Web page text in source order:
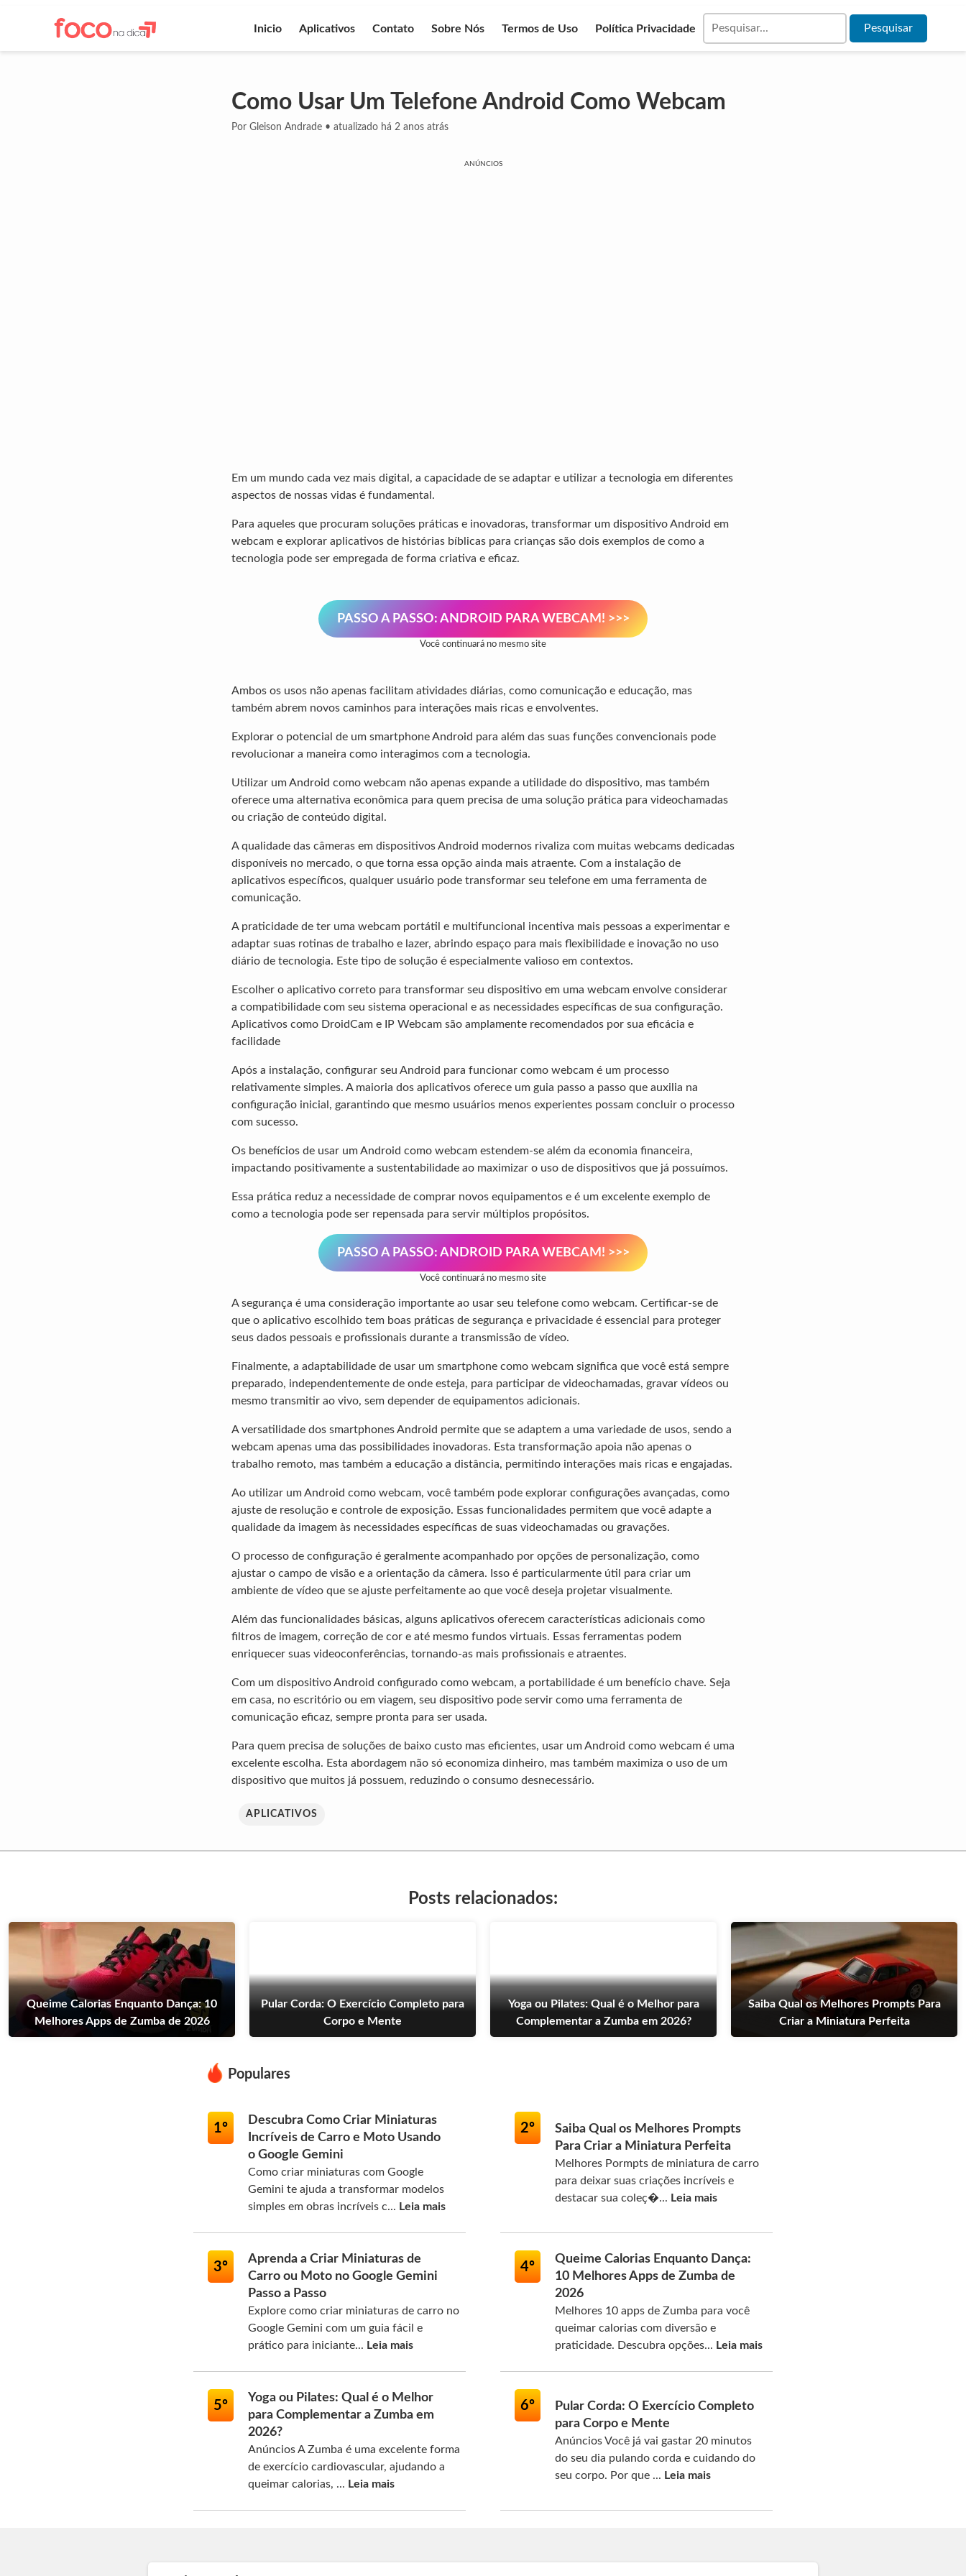
Inicio Aplicativos Contato Sobre Nós Termos de Uso Política Privacidade
Como Usar Um Telefone Android Como Webcam
Por Gleison Andrade • atualizado há 2 anos atrás
ANÚNCIOS
Em um mundo cada vez mais digital, a capacidade de se adaptar e utilizar a tecnologia em diferentes
aspectos de nossas vidas é fundamental.
Para aqueles que procuram soluções práticas e inovadoras, transformar um dispositivo Android em
webcam e explorar aplicativos de histórias bíblicas para crianças são dois exemplos de como a
tecnologia pode ser empregada de forma criativa e eficaz.
PASSO A PASSO: ANDROID PARA WEBCAM! >>>
Você continuará no mesmo site
Ambos os usos não apenas facilitam atividades diárias, como comunicação e educação, mas
também abrem novos caminhos para interações mais ricas e envolventes.
Explorar o potencial de um smartphone Android para além das suas funções convencionais pode
revolucionar a maneira como interagimos com a tecnologia.
Utilizar um Android como webcam não apenas expande a utilidade do dispositivo, mas também
oferece uma alternativa econômica para quem precisa de uma solução prática para videochamadas
ou criação de conteúdo digital.
A qualidade das câmeras em dispositivos Android modernos rivaliza com muitas webcams dedicadas
disponíveis no mercado, o que torna essa opção ainda mais atraente. Com a instalação de
aplicativos específicos, qualquer usuário pode transformar seu telefone em uma ferramenta de
comunicação.
A praticidade de ter uma webcam portátil e multifuncional incentiva mais pessoas a experimentar e
adaptar suas rotinas de trabalho e lazer, abrindo espaço para mais flexibilidade e inovação no uso
diário de tecnologia. Este tipo de solução é especialmente valioso em contextos.
Escolher o aplicativo correto para transformar seu dispositivo em uma webcam envolve considerar
a compatibilidade com seu sistema operacional e as necessidades específicas de sua configuração.
Aplicativos como DroidCam e IP Webcam são amplamente recomendados por sua eficácia e
facilidade
Após a instalação, configurar seu Android para funcionar como webcam é um processo
relativamente simples. A maioria dos aplicativos oferece um guia passo a passo que auxilia na
configuração inicial, garantindo que mesmo usuários menos experientes possam concluir o processo
com sucesso.
Os benefícios de usar um Android como webcam estendem-se além da economia financeira,
impactando positivamente a sustentabilidade ao maximizar o uso de dispositivos que já possuímos.
Essa prática reduz a necessidade de comprar novos equipamentos e é um excelente exemplo de
como a tecnologia pode ser repensada para servir múltiplos propósitos.
PASSO A PASSO: ANDROID PARA WEBCAM! >>>
Você continuará no mesmo site
A segurança é uma consideração importante ao usar seu telefone como webcam. Certificar-se de
que o aplicativo escolhido tem boas práticas de segurança e privacidade é essencial para proteger
seus dados pessoais e profissionais durante a transmissão de vídeo.
Finalmente, a adaptabilidade de usar um smartphone como webcam significa que você está sempre
preparado, independentemente de onde esteja, para participar de videochamadas, gravar vídeos ou
mesmo transmitir ao vivo, sem depender de equipamentos adicionais.
A versatilidade dos smartphones Android permite que se adaptem a uma variedade de usos, sendo a
webcam apenas uma das possibilidades inovadoras. Esta transformação apoia não apenas o
trabalho remoto, mas também a educação a distância, permitindo interações mais ricas e engajadas.
Ao utilizar um Android como webcam, você também pode explorar configurações avançadas, como
ajuste de resolução e controle de exposição. Essas funcionalidades permitem que você adapte a
qualidade da imagem às necessidades específicas de suas videochamadas ou gravações.
O processo de configuração é geralmente acompanhado por opções de personalização, como
ajustar o campo de visão e a orientação da câmera. Isso é particularmente útil para criar um
ambiente de vídeo que se ajuste perfeitamente ao que você deseja projetar visualmente.
Além das funcionalidades básicas, alguns aplicativos oferecem características adicionais como
filtros de imagem, correção de cor e até mesmo fundos virtuais. Essas ferramentas podem
enriquecer suas videoconferências, tornando-as mais profissionais e atraentes.
Com um dispositivo Android configurado como webcam, a portabilidade é um benefício chave. Seja
em casa, no escritório ou em viagem, seu dispositivo pode servir como uma ferramenta de
comunicação eficaz, sempre pronta para ser usada.
Para quem precisa de soluções de baixo custo mas eficientes, usar um Android como webcam é uma
excelente escolha. Esta abordagem não só economiza dinheiro, mas também maximiza o uso de um
dispositivo que muitos já possuem, reduzindo o consumo desnecessário.
APLICATIVOS
Posts relacionados:
Queime Calorias Enquanto Dança: 10
Melhores Apps de Zumba de 2026
Pular Corda: O Exercício Completo para
Corpo e Mente
Yoga ou Pilates: Qual é o Melhor para
Complementar a Zumba em 2026?
Saiba Qual os Melhores Prompts Para
Criar a Miniatura Perfeita
Populares
1º
Descubra Como Criar Miniaturas
Incríveis de Carro e Moto Usando
o Google Gemini
Como criar miniaturas com Google
Gemini te ajuda a transformar modelos
simples em obras incríveis c... Leia mais
2º
Saiba Qual os Melhores Prompts
Para Criar a Miniatura Perfeita
Melhores Pormpts de miniatura de carro
para deixar suas criações incríveis e
destacar sua coleç�... Leia mais
3º
Aprenda a Criar Miniaturas de
Carro ou Moto no Google Gemini
Passo a Passo
Explore como criar miniaturas de carro no
Google Gemini com um guia fácil e
prático para iniciante... Leia mais
4º
Queime Calorias Enquanto Dança:
10 Melhores Apps de Zumba de
2026
Melhores 10 apps de Zumba para você
queimar calorias com diversão e
praticidade. Descubra opções... Leia mais
5º
Yoga ou Pilates: Qual é o Melhor
para Complementar a Zumba em
2026?
Anúncios A Zumba é uma excelente forma
de exercício cardiovascular, ajudando a
queimar calorias, ... Leia mais
6º
Pular Corda: O Exercício Completo
para Corpo e Mente
Anúncios Você já vai gastar 20 minutos
do seu dia pulando corda e cuidando do
seu corpo. Por que ... Leia mais